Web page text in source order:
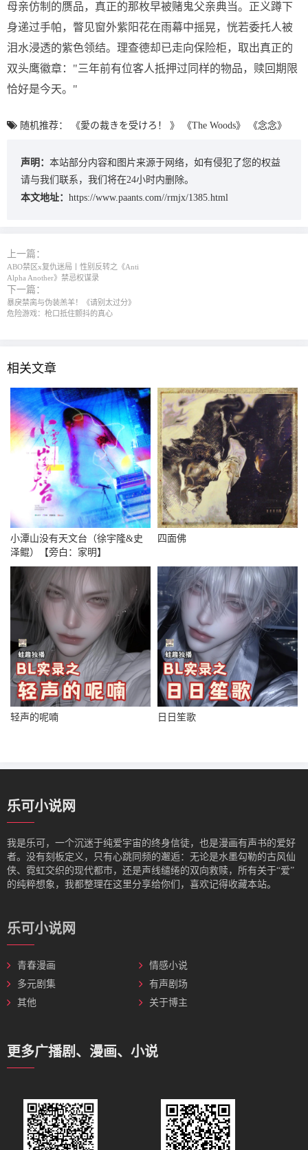
母亲仿制的赝品，真正的那枚早被赌鬼父亲典当。正义蹲下
身递过手帕，瞥见窗外紫阳花在雨幕中摇晃，恍若委托人被
泪水浸透的紫色领结。理查德却已走向保险柜，取出真正的
双头鹰徽章："三年前有位客人抵押过同样的物品，赎回期限
恰好是今天。"
随机推荐： 《愛の裁きを受けろ！ 》 《The Woods》 《念念》
声明： 本站部分内容和图片来源于网络，如有侵犯了您的权益
请与我们联系，我们将在24小时内删除。
本文地址： https://www.paants.com//rmjx/1385.html
上一篇：
ABO禁区x复仇迷局丨性别反转之《Anti
Alpha Another》禁忌权谋录
下一篇：
暴戾禁脔与伪装羔羊！《请别太过分》
危险游戏：枪口抵住颤抖的真心
相关文章
小潭山没有天文台（徐宇隆&史
泽鲲）【旁白：家明】
四面佛
轻声的呢喃 日日笙歌
乐可小说网
我是‌乐可，一个沉迷于纯爱宇宙的终身信徒，也是漫画有声书的爱好
者。没有刻板定义，只有心跳同频的邂逅：无论是水墨勾勒的古风仙
侠、霓虹交织的现代都市，还是声线缱绻的双向救赎，所有关于“爱”
的纯粹想象，我都整理在这里分享给你们，喜欢记得收藏本站。
乐可小说网
青春漫画
情感小说
多元剧集
有声剧场
其他
关于博主
更多广播剧、漫画、小说